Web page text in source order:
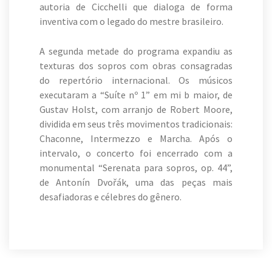
autoria de Cicchelli que dialoga de forma
inventiva com o legado do mestre brasileiro.
A segunda metade do programa expandiu as
texturas dos sopros com obras consagradas
do repertório internacional. Os músicos
executaram a “Suíte nº 1” em mi b maior, de
Gustav Holst, com arranjo de Robert Moore,
dividida em seus três movimentos tradicionais:
Chaconne, Intermezzo e Marcha. Após o
intervalo, o concerto foi encerrado com a
monumental “Serenata para sopros, op. 44”,
de Antonín Dvořák, uma das peças mais
desafiadoras e célebres do gênero.